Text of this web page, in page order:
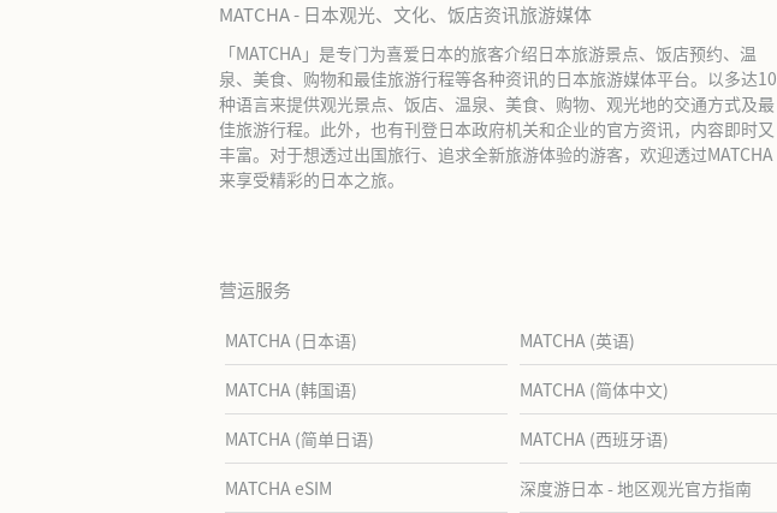
MATCHA - 日本观光、文化、饭店资讯旅游媒体
「MATCHA」是专门为喜爱日本的旅客介绍日本旅游景点、饭店预约、温
泉、美食、购物和最佳旅游行程等各种资讯的日本旅游媒体平台。以多达10
种语言来提供观光景点、饭店、温泉、美食、购物、观光地的交通方式及最
佳旅游行程。此外，也有刊登日本政府机关和企业的官方资讯，内容即时又
丰富。对于想透过出国旅行、追求全新旅游体验的游客，欢迎透过MATCHA
来享受精彩的日本之旅。
营运服务
MATCHA (日本语) MATCHA (英语)
MATCHA (韩国语) MATCHA (简体中文)
MATCHA (简单日语) MATCHA (西班牙语)
MATCHA eSIM 深度游日本 - 地区观光官方指南